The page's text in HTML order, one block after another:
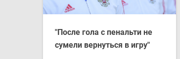
"После гола с пенальти не
сумели вернуться в игру"